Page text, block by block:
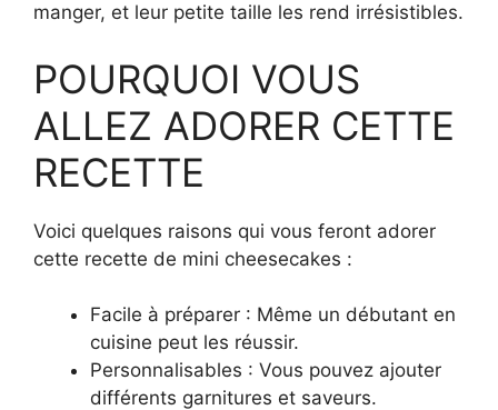
manger, et leur petite taille les rend irrésistibles.
POURQUOI VOUS
ALLEZ ADORER CETTE
RECETTE
Voici quelques raisons qui vous feront adorer
cette recette de mini cheesecakes :
Facile à préparer : Même un débutant en
cuisine peut les réussir.
Personnalisables : Vous pouvez ajouter
différents garnitures et saveurs.